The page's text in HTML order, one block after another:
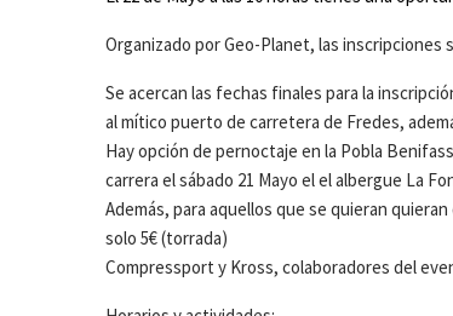
Organizado por Geo-Planet, las inscripciones
Se acercan las fechas finales para la
al mítico puerto de carretera de Fredes,
Hay opción de pernoctaje en la Pobla
carrera el sábado 21 Mayo el el albergue La
Además, para aquellos que se quieran
solo 5€ (torrada)
Compressport y Kross, colaboradores del